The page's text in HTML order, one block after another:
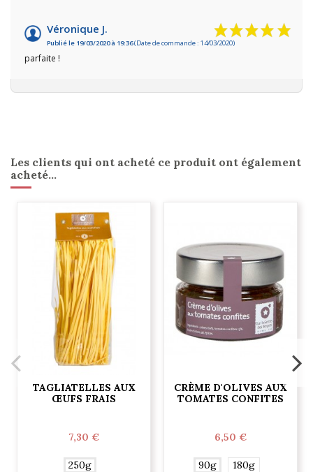
Véronique J.
Publié le 19/03/2020 à 19:36(Date de commande : 14/03/2020)
parfaite !
Les clients qui ont acheté ce produit ont également
acheté...
TAGLIATELLES AUX
ŒUFS FRAIS
7,30 €
250g
CRÈME D'OLIVES AUX
TOMATES CONFITES
6,50 €
90g
180g